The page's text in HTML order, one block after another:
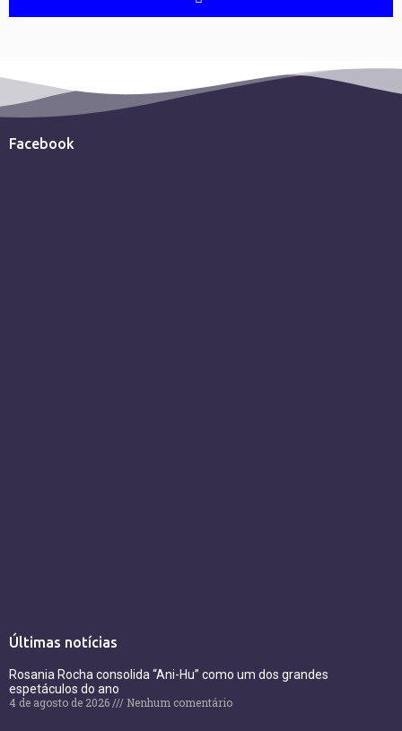
Facebook
Últimas notícias
Rosania Rocha consolida “Ani-Hu” como um dos grandes
espetáculos do ano
4 de agosto de 2026
Nenhum comentário